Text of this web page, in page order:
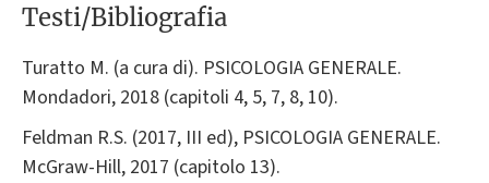
Testi/Bibliografia
Turatto M. (a cura di). PSICOLOGIA GENERALE.
Mondadori, 2018 (capitoli 4, 5, 7, 8, 10).
Feldman R.S. (2017, III ed), PSICOLOGIA GENERALE.
McGraw-Hill, 2017 (capitolo 13).